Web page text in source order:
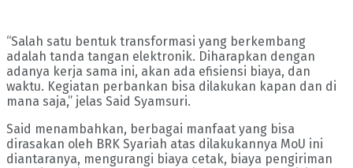
“Salah satu bentuk transformasi yang berkembang
adalah tanda tangan elektronik. Diharapkan dengan
adanya kerja sama ini, akan ada efisiensi biaya, dan
waktu. Kegiatan perbankan bisa dilakukan kapan dan di
mana saja,” jelas Said Syamsuri.
Said menambahkan, berbagai manfaat yang bisa
dirasakan oleh BRK Syariah atas dilakukannya MoU ini
diantaranya, mengurangi biaya cetak, biaya pengiriman